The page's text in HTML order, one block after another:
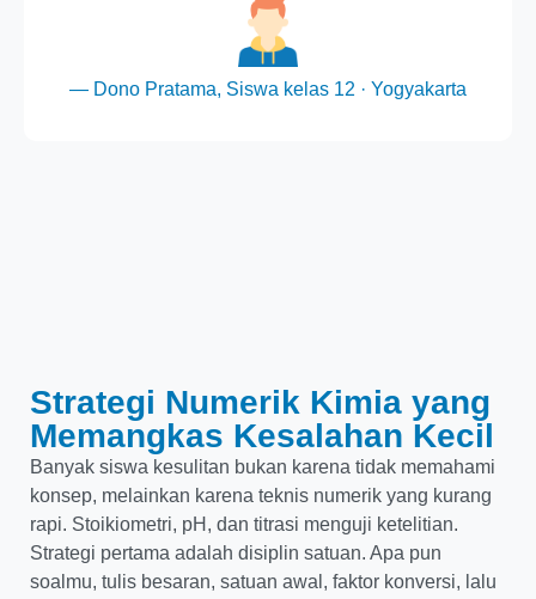
— Dono Pratama, Siswa kelas 12 · Yogyakarta
Strategi Numerik Kimia yang
Memangkas Kesalahan Kecil
Banyak siswa kesulitan bukan karena tidak memahami
konsep, melainkan karena teknis numerik yang kurang
rapi. Stoikiometri, pH, dan titrasi menguji ketelitian.
Strategi pertama adalah disiplin satuan. Apa pun
soalmu, tulis besaran, satuan awal, faktor konversi, lalu